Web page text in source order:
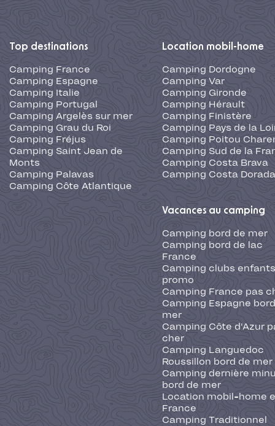
Top destinations
Camping France
Camping Espagne
Camping Italie
Camping Portugal
Camping Argelès sur mer
Camping Grau du Roi
Camping Fréjus
Camping Saint Jean de
Monts
Camping Palavas
Camping Côte Atlantique
Location mobil-home
Camping Dordogne
Camping Var
Camping Gironde
Camping Hérault
Camping Finistère
Camping Pays de la
Camping Poitou
Camping Sud de la
Camping Costa Brava
Camping Costa Dorada
Vacances au camping
Camping bord de mer
Camping bord de lac
France
Camping clubs
promo
Camping France pas
Camping Espagne
mer
Camping Côte d'Azur
cher
Camping Languedoc
Roussillon bord de mer
Camping dernière
bord de mer
Location mobil-home
France
Camping Traditionnel